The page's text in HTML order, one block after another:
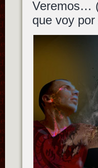
Veremos…
que voy